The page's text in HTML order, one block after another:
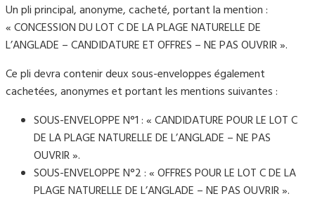
Un pli principal, anonyme, cacheté, portant la mention :
« CONCESSION DU LOT C DE LA PLAGE NATURELLE DE
L’ANGLADE – CANDIDATURE ET OFFRES – NE PAS OUVRIR ».
Ce pli devra contenir deux sous-enveloppes également
cachetées, anonymes et portant les mentions suivantes :
SOUS-ENVELOPPE N°1 : « CANDIDATURE POUR LE LOT C
DE LA PLAGE NATURELLE DE L’ANGLADE – NE PAS
OUVRIR ».
SOUS-ENVELOPPE N°2 : « OFFRES POUR LE LOT C DE LA
PLAGE NATURELLE DE L’ANGLADE – NE PAS OUVRIR ».